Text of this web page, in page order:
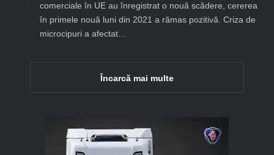
comerciale în UE au înregistrat o nouă scădere, cererea
în primele nouă luni din 2021 a rămas pozitivă. Criza de
microcipuri a afectat…
Încarcă mai multe